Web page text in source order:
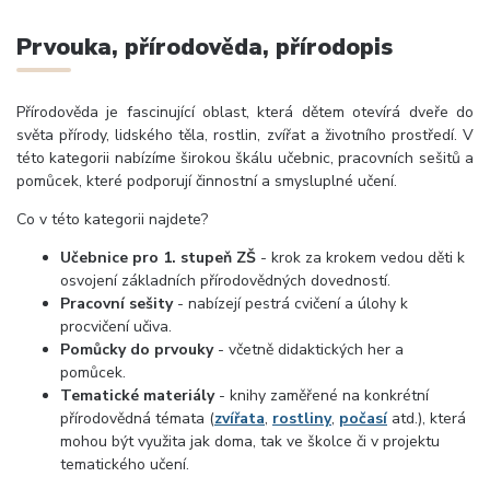
Prvouka, přírodověda, přírodopis
Přírodověda je fascinující oblast, která dětem otevírá dveře do
světa přírody, lidského těla, rostlin, zvířat a životního prostředí. V
této kategorii nabízíme širokou škálu učebnic, pracovních sešitů a
pomůcek, které podporují činnostní a smysluplné učení.
Co v této kategorii najdete?
Učebnice pro 1. stupeň ZŠ - krok za krokem vedou děti k
osvojení základních přírodovědných dovedností.
Pracovní sešity- nabízejí pestrá cvičení a úlohy k
procvičení učiva.
Pomůcky do prvouky - včetně didaktických her a
pomůcek.
Tematické materiály- knihy zaměřené na konkrétní
přírodovědná témata (zvířata, rostliny, počasíatd.), která
mohou být využita jak doma, tak ve školce či v projektu
tematického učení.